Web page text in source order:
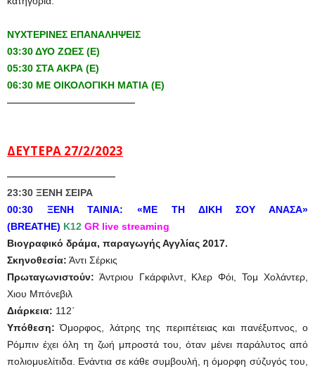
ΝΥΧΤΕΡΙΝΕΣ ΕΠΑΝΑΛΗΨΕΙΣ
03:30 ΔΥΟ ΖΩΕΣ (Ε)
05:30 ΣΤΑ ΑΚΡΑ (Ε)
06:30 ΜΕ ΟΙΚΟΛΟΓΙΚΗ ΜΑΤΙΑ (Ε)
—————————————
ΔΕΥΤΕΡΑ 27/2/2023
———————————
23:30 ΞΕΝΗ ΣΕΙΡΑ
00:30 ΞΕΝΗ ΤΑΙΝΙΑ:«ΜΕ ΤΗ ΔΙΚΗ ΣΟΥ ΑΝΑΣΑ»
(BREATHE) Κ12 GR live streaming
Βιογραφικό δράμα, παραγωγής Αγγλίας 2017.
Σκηνοθεσία: Άντι Σέρκις
Πρωταγωνιστούν: Άντριου Γκάρφιλντ, Κλερ Φόι, Τομ Χολάντερ,
Χιου Μπόνεβιλ
Διάρκεια: 112΄
Υπόθεση: Όμορφος, λάτρης της περιπέτειας και πανέξυπνος, ο
Ρόμπιν έχει όλη τη ζωή μπροστά του, όταν μένει παράλυτος από
πολιομυελίτιδα. Ενάντια σε κάθε συμβουλή, η όμορφη σύζυγός του,